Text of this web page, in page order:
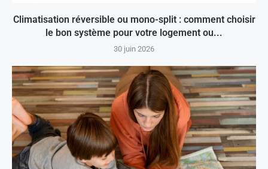
Climatisation réversible ou mono-split : comment choisir
le bon système pour votre logement ou...
30 juin 2026